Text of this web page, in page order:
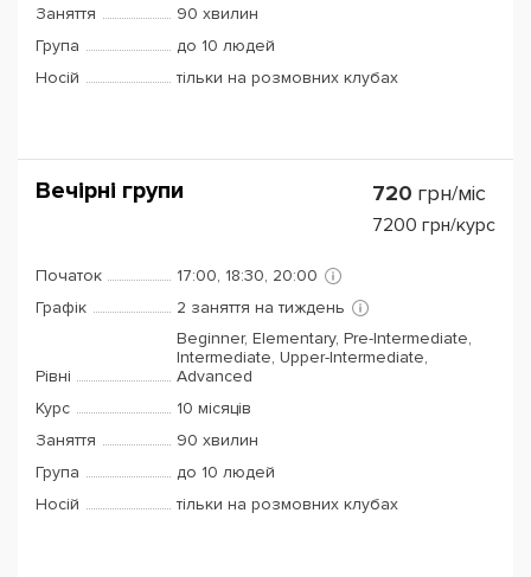
Заняття
90 хвилин
Група
до 10 людей
Носій
тільки на розмовних клубах
Вечірні групи 720 грн/міс
7200 грн/курс
Початок
17:00, 18:30, 20:00
Графік
2 заняття на тиждень
Рівні
Beginner, Elementary, Pre-Intermediate,
Intermediate, Upper-Intermediate,
Advanced
Курс
10 місяців
Заняття
90 хвилин
Група
до 10 людей
Носій
тільки на розмовних клубах